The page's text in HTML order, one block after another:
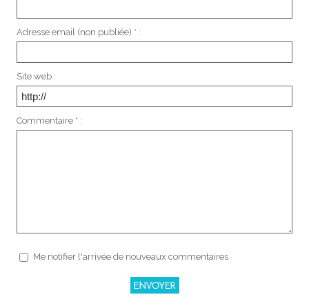
Adresse email (non publiée) * :
Site web :
Commentaire * :
Me notifier l'arrivée de nouveaux commentaires